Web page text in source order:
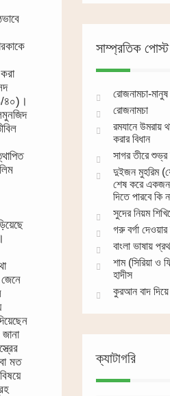
৪০)।
মত
সাম্প্রতিক পোস্ট
রোজনামচা-
রোজনামচা
রমযানে উমরায়
করার বিধান
সাগর তীরে শুভ্র
দুইজন মুহরিম
শেষ করে
দিতে পারবে কি
সুদের নিয়ম
গরু বর্গা দেওয়ার
বাংলা ভাষায়
শাম (সিরিয়া ও
হাদীস
কুরআন বাদ দিয়ে
ক্যাটাগরি